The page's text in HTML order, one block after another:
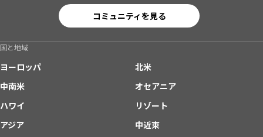
コミュニティを見る
国と地域
ヨーロッパ
北米
中南米
オセアニア
ハワイ
リゾート
アジア
中近東